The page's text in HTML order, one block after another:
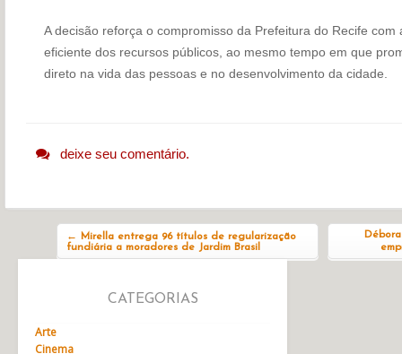
A decisão reforça o compromisso da Prefeitura do Recife
eficiente dos recursos públicos, ao mesmo tempo em que
direto na vida das pessoas e no desenvolvimento da cidade.
deixe seu comentário.
←
Mirella entrega 96 títulos de regularização
fundiária a moradores de Jardim Brasil
CATEGORIAS
Arte
Cinema